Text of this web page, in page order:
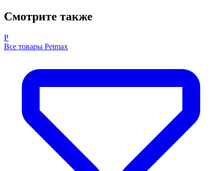
Смотрите также
P
Все товары Petmax